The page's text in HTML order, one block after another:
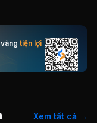
tiện lợi
Xem tất cả →